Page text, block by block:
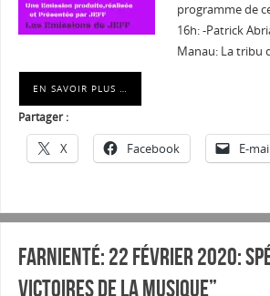
programme de
16h: -Patrick
Manau: La tribu
EN SAVOIR PLUS …
Partager :
X Facebook E-
Farnienté: 22 février 2020:
Victoires de la musique”